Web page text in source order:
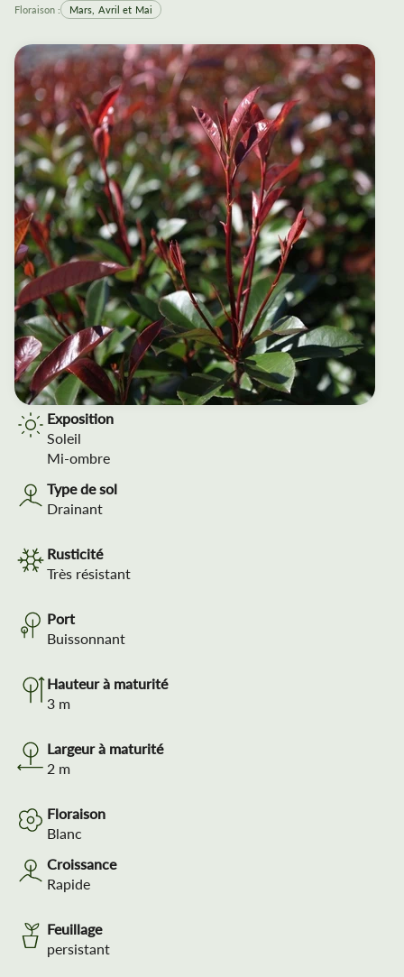
Floraison : Mars, Avril et Mai
Exposition
Soleil
Mi-ombre
Type de sol
Drainant
Rusticité
Très résistant
Port
Buissonnant
Hauteur à maturité
3 m
Largeur à maturité
2 m
Floraison
Blanc
Croissance
Rapide
Feuillage
persistant